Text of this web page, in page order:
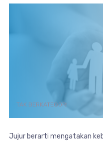
TAK BERKATEGORI
Jujur berarti mengatakan